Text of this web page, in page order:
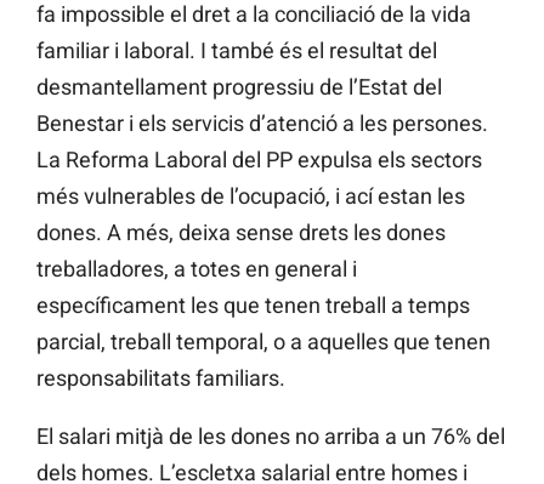
fa impossible el dret a la conciliació de la vida
familiar i laboral. I també és el resultat del
desmantellament progressiu de l’Estat del
Benestar i els servicis d’atenció a les persones.
La Reforma Laboral del PP expulsa els sectors
més vulnerables de l’ocupació, i ací estan les
dones. A més, deixa sense drets les dones
treballadores, a totes en general i
específicament les que tenen treball a temps
parcial, treball temporal, o a aquelles que tenen
responsabilitats familiars.
El salari mitjà de les dones no arriba a un 76% del
dels homes. L’escletxa salarial entre homes i